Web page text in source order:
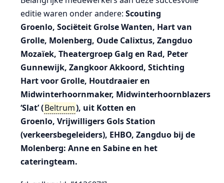
editie waren onder andere: Scouting
Groenlo, Sociëteit Grolse Wanten, Hart van
Grolle, Molenberg, Oude Calixtus, Zangduo
Mozaïek, Theatergroep Galg en Rad, Peter
Gunnewijk, Zangkoor Akkoord, Stichting
Hart voor Grolle, Houtdraaier en
Midwinterhoornmaker, Midwinterhoornblazers
‘Slat’ (Beltrum), uit Kotten en
Groenlo, Vrijwilligers Gols Station
(verkeersbegeleiders), EHBO, Zangduo bij de
Molenberg: Anne en Sabine en het
cateringteam.